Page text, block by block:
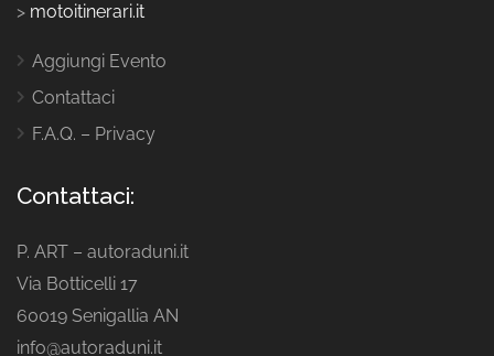
> motoitinerari.it
Aggiungi Evento
Contattaci
F.A.Q. – Privacy
Contattaci:
P. ART – autoraduni.it
Via Botticelli 17
60019 Senigallia AN
info@autoraduni.it